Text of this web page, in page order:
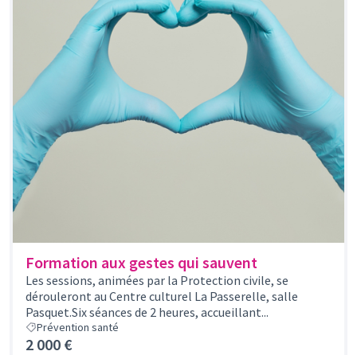
Formation aux gestes qui sauvent
Les sessions, animées par la Protection civile, se
dérouleront au Centre culturel La Passerelle, salle
Pasquet.Six séances de 2 heures, accueillant...
Prévention santé
2 000 €